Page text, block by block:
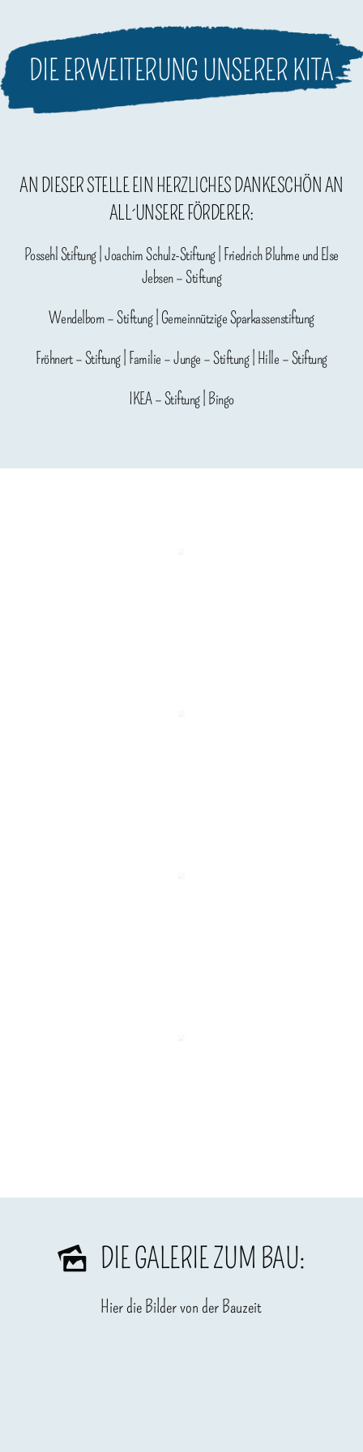
DIE ERWEITERUNG UNSERER KITA
AN DIESER STELLE EIN HERZLICHES DANKESCHÖN AN
ALL´UNSERE FÖRDERER:
Possehl Stiftung | Joachim Schulz-Stiftung | Friedrich Bluhme und Else
Jebsen – Stiftung
Wendelborn – Stiftung | Gemeinnützige Sparkassenstiftung
Fröhnert – Stiftung | Familie – Junge – Stiftung | Hille – Stiftung
IKEA – Stiftung | Bingo
DIE GALERIE ZUM BAU:
Hier die Bilder von der Bauzeit